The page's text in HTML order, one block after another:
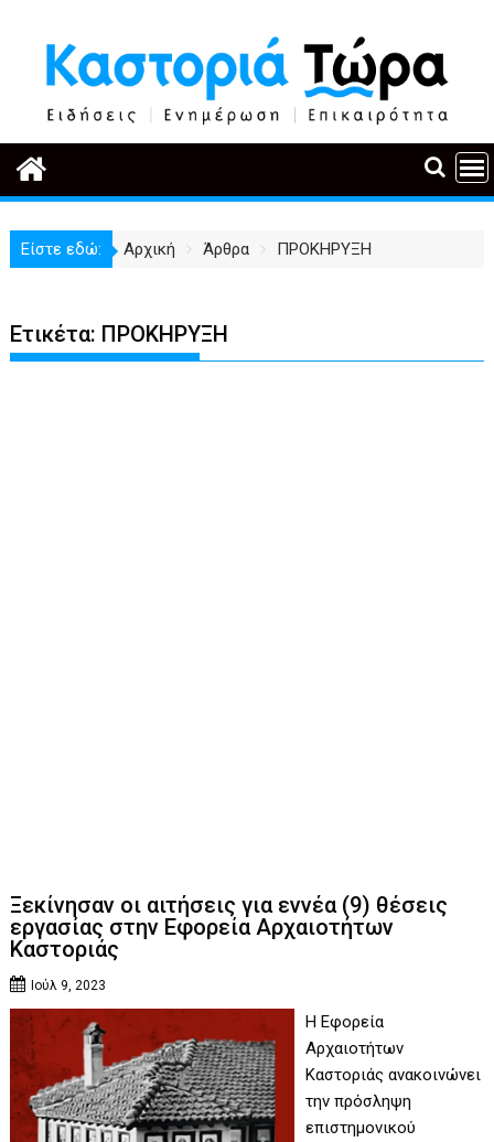
περιεχόμενο
Είστε εδώ: Αρχική Άρθρα ΠΡΟΚΗΡΥΞΗ
Ετικέτα: ΠΡΟΚΗΡΥΞΗ
Ξεκίνησαν οι αιτήσεις για εννέα (9) θέσεις
εργασίας στην Εφορεία Αρχαιοτήτων
Καστοριάς
Ιούλ 9, 2023
Η Εφορεία
Αρχαιοτήτων
Καστοριάς ανακοινώνει
την πρόσληψη
επιστημονικού